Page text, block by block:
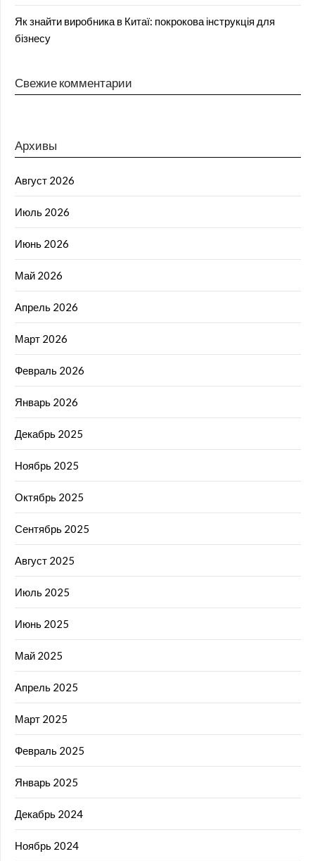
Як знайти виробника в Китаї: покрокова інструкція для
бізнесу
Свежие комментарии
Архивы
Август 2026
Июль 2026
Июнь 2026
Май 2026
Апрель 2026
Март 2026
Февраль 2026
Январь 2026
Декабрь 2025
Ноябрь 2025
Октябрь 2025
Сентябрь 2025
Август 2025
Июль 2025
Июнь 2025
Май 2025
Апрель 2025
Март 2025
Февраль 2025
Январь 2025
Декабрь 2024
Ноябрь 2024